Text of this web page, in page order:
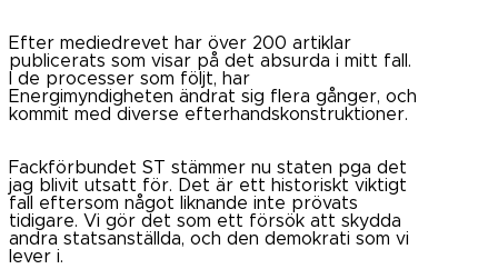
Efter mediedrevet har över 200 artiklar
publicerats som visar på det absurda i mitt fall.
I de processer som följt, har
Energimyndigheten ändrat sig flera gånger, och
kommit med diverse efterhandskonstruktioner.
Fackförbundet ST stämmer nu staten pga det
jag blivit utsatt för. Det är ett historiskt viktigt
fall eftersom något liknande inte prövats
tidigare. Vi gör det som ett försök att skydda
andra statsanställda, och den demokrati som vi
lever i.